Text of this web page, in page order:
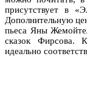
присутствует в
Дополнительную
пьеса Яны
сказок Фирсова.
идеально